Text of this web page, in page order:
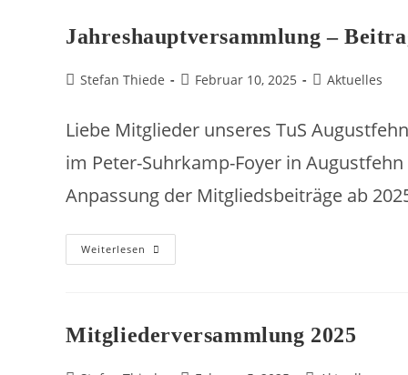
Jahreshauptversammlung –
Stefan Thiede Februar 10, 2025 Aktuelles
Liebe Mitglieder unseres TuS
im Peter-Suhrkamp-Foyer in
Anpassung der Mitgliedsbeiträge ab
Weiterlesen
Mitgliederversammlung 2025